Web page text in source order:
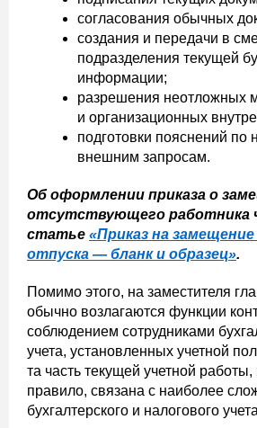
согласования обычных
создания и передачи в
подразделения текущей
информации;
разрешения неотложных
и организационных
подготовки пояснений по
внешним запросам.
Об оформлении приказа о
отсутствующего работника
статье «Приказ на
отпуска — бланк и образец».
Помимо этого, на заместителя
обычно возлагаются функции
соблюдением сотрудниками
учета, установленных учетной
та часть текущей учетной работы,
правило, связана с наиболее
бухгалтерского и налогового